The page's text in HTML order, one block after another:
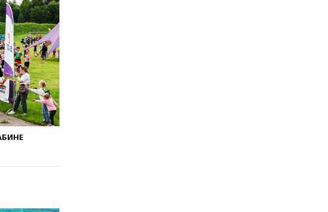
ж/д
вновь
по
посещать
день